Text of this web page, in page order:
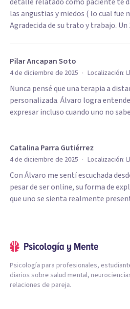
las angustias y miedos ( lo cual fue
Agradecida de su trato y trabajo.
Pilar Ancapan Soto
4 de diciembre de 2025 · Localización:
Nunca pensé que una terapia a
personalizada. Álvaro logra
expresar incluso cuando uno no
Catalina Parra Gutiérrez
4 de diciembre de 2025 · Localización:
Con Álvaro me sentí escuchada
pesar de ser online, su forma de
que uno se sienta realmente
Psicología para profesionales,
diarios sobre salud mental,
relaciones de pareja.